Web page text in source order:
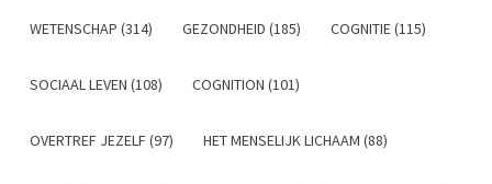
WETENSCHAP (314) GEZONDHEID (185) COGNITIE (115)
SOCIAAL LEVEN (108) COGNITION (101)
OVERTREF JEZELF (97) HET MENSELIJK LICHAAM (88)